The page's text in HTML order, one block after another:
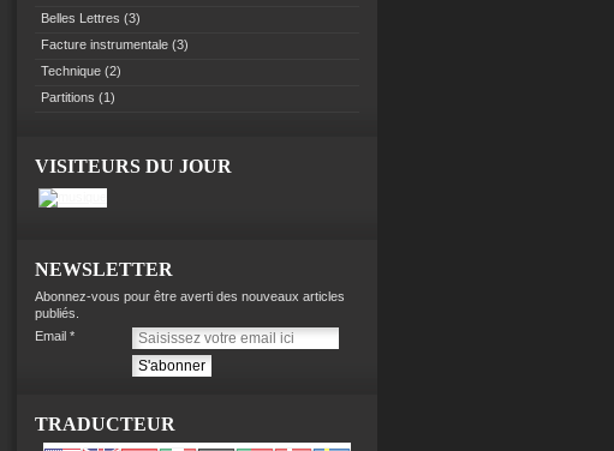
Belles Lettres (3)
Facture instrumentale (3)
Technique (2)
Partitions (1)
VISITEURS DU JOUR
NEWSLETTER
Abonnez-vous pour être averti des nouveaux articles
publiés.
Email
TRADUCTEUR